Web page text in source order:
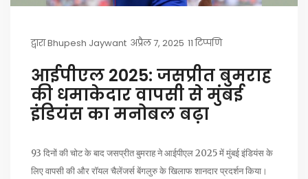
द्वाराBhupesh Jaywant अप्रैल 7, 2025 11 टिप्पणि
आईपीएल 2025: जसप्रीत बुमराह
की धमाकेदार वापसी से मुंबई
इंडियंस का मनोबल बढ़ा
93 दिनों की चोट के बाद जसप्रीत बुमराह ने आईपीएल 2025 में मुंबई इंडियंस के
लिए वापसी की और रॉयल चैलेंजर्स बेंगलुरु के खिलाफ शानदार प्रदर्शन किया।